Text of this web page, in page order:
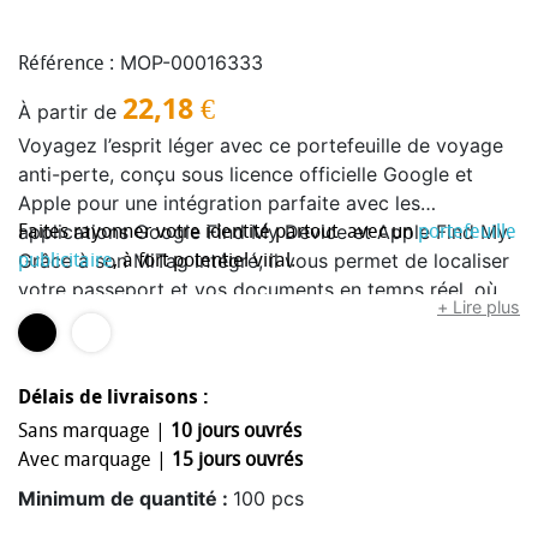
Référence : MOP-00016333
À partir de 22,18 €
Voyagez l’esprit léger avec ce portefeuille de voyage
anti-perte, conçu sous licence officielle Google et
Apple pour une intégration parfaite avec les
applications Google Find My Device et Apple Find My.
Grâce à son MiTag intégré, il vous permet de localiser
votre passeport et vos documents en temps réel, où
que vous soyez dans le monde.Spécialement pensé
pour accueillir un passeport, il combine élégance et
Disponible en cuir noir ou blanc, son design soigné
s’adapte à tous les styles et accompagne aussi bien
vos déplacements professionnels que vos voyages
personnels.Totalement étanche grâce à sa certification
Faites rayonner votre identité partout avec unportefeuille
publicitaire, à fort potentiel viral.
+ Lire plus
Délais de livraisons :
Sans marquage | 10 jours ouvrés
Avec marquage | 15 jours ouvrés
Minimum de quantité : 100 pcs